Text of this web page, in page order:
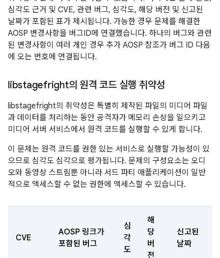
심각도 근거 및 CVE, 관련 버그, 심각도, 해당 버전 및 신고된
날짜가 포함된 표가 제시됩니다. 가능한 경우 문제를 해결한
AOSP 변경사항을 버그ID에 연결했습니다. 하나의 버그와 관련
된 변경사항이 여러 개인 경우 추가 AOSP 참조가 버그 ID 다음
에 오는 번호에 연결됩니다.
libstagefright의 원격 코드 실행 취약성
libstagefright의 취약성은 특별히 제작된 파일의 미디어 파일
과 데이터를 처리하는 동안 공격자가 메모리 손상을 일으키고
미디어 서버 서비스에서 원격 코드를 실행할 수 있게 합니다.
이 문제는 원격 코드를 권한 있는 서비스로 실행할 가능성이 있
으므로 심각도 심각으로 평가됩니다. 문제의 구성요소는 오디
오와 동영상 스트림뿐 아니라 서드 파티 애플리케이션이 일반
적으로 액세스할 수 없는 권한에 액세스할 수 있습니다.
CVE
AOSP 링크가
포함된 버그
심
각
도
해
당
버
전
신고된
날짜